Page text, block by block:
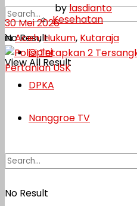
No Result
View All Result
Kesehatan
Opini
DPKA
Nanggroe TV
No Result
bylasdianto
30 Mei 2026
inAceh,Hukum, Kutaraja